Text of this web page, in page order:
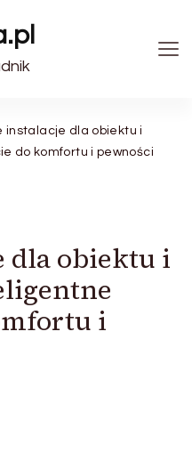
instalacje dla obiektu i
do komfortu i pewności
dla obiektu i
i